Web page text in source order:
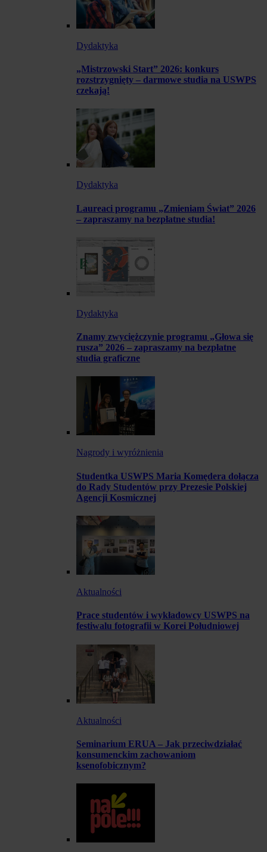
Dydaktyka
„Mistrzowski Start” 2026: konkurs
rozstrzygnięty – darmowe studia na USWPS
czekają!
Dydaktyka
Laureaci programu „Zmieniam Świat” 2026
– zapraszamy na bezpłatne studia!
Dydaktyka
Znamy zwyciężczynie programu „Głowa się
rusza” 2026 – zapraszamy na bezpłatne
studia graficzne
Nagrody i wyróżnienia
Studentka USWPS Maria Komędera dołącza
do Rady Studentów przy Prezesie Polskiej
Agencji Kosmicznej
Aktualności
Prace studentów i wykładowcy USWPS na
festiwalu fotografii w Korei Południowej
Aktualności
Seminarium ERUA – Jak przeciwdziałać
konsumenckim zachowaniom
ksenofobicznym?